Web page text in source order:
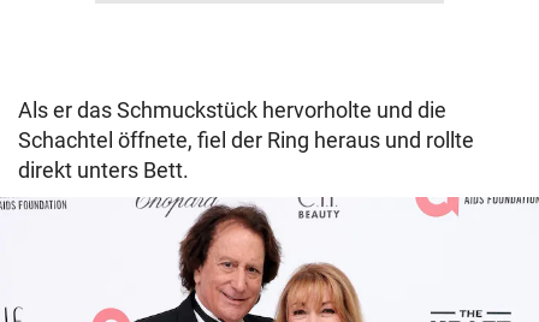
Als er das Schmuckstück hervorholte und die
Schachtel öffnete, fiel der Ring heraus und rollte
direkt unters Bett.